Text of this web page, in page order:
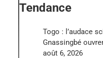
Tendance
Togo : l’audace
Gnassingbé
août 6, 2026